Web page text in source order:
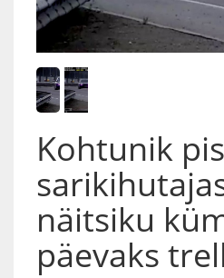
Kohtunik
näitsiku
päevaks